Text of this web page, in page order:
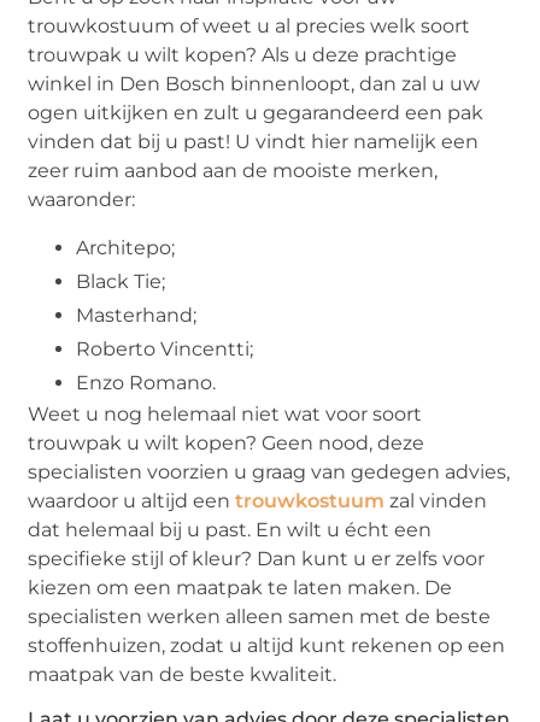
trouwkostuum of weet u al precies welk soort
trouwpak u wilt kopen? Als u deze prachtige
winkel in Den Bosch binnenloopt, dan zal u uw
ogen uitkijken en zult u gegarandeerd een pak
vinden dat bij u past! U vindt hier namelijk een
zeer ruim aanbod aan de mooiste merken,
waaronder:
Architepo;
Black Tie;
Masterhand;
Roberto Vincentti;
Enzo Romano.
Weet u nog helemaal niet wat voor soort
trouwpak u wilt kopen? Geen nood, deze
specialisten voorzien u graag van gedegen advies,
waardoor u altijd eentrouwkostuum zal vinden
dat helemaal bij u past. En wilt u écht een
specifieke stijl of kleur? Dan kunt u er zelfs voor
kiezen om een maatpak te laten maken. De
specialisten werken alleen samen met de beste
stoffenhuizen, zodat u altijd kunt rekenen op een
maatpak van de beste kwaliteit.